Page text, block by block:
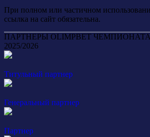
При полном или частичном
ссылка на сайт обязательна.
ПАРТНЕРЫ OLIMPBET
2025/2026
Титульный партнер
Генеральный партнер
Партнер